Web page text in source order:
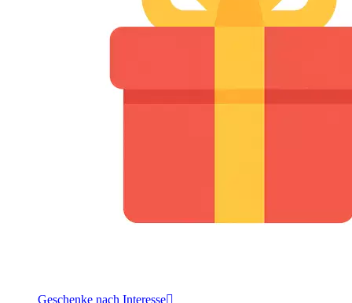
Geschenke nach Interesse